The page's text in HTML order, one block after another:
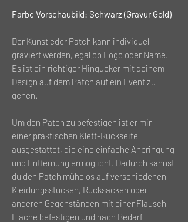
Farbe Vorschaubild: Schwarz (Gravur Gold)
Der Kunstleder Patch kann individuell
graviert werden, egal ob Logo oder Name.
Es ist ein richtiger Hingucker mit deinem
Design auf dem Patch auf ein Event zu
gehen.
Um den Patch zu befestigen ist er mir
einer praktischen Klett-Rückseite
ausgestattet, die eine einfache Anbringung
und Entfernung ermöglicht. Dadurch kannst
du den Patch mühelos auf verschiedenen
Kleidungsstücken, Rucksäcken oder
anderen Gegenständen mit einer Flausch-
Fläche befestigen und nach Bedarf